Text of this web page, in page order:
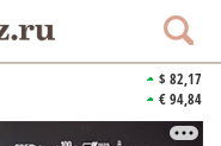
$ 82,17
€ 94,84